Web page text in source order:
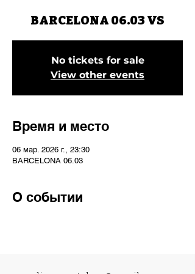
BARCELONA 06.03 VS
No tickets for sale
View other events
Время и место
06 мар. 2026 г., 23:30
BARCELONA 06.03
О событии